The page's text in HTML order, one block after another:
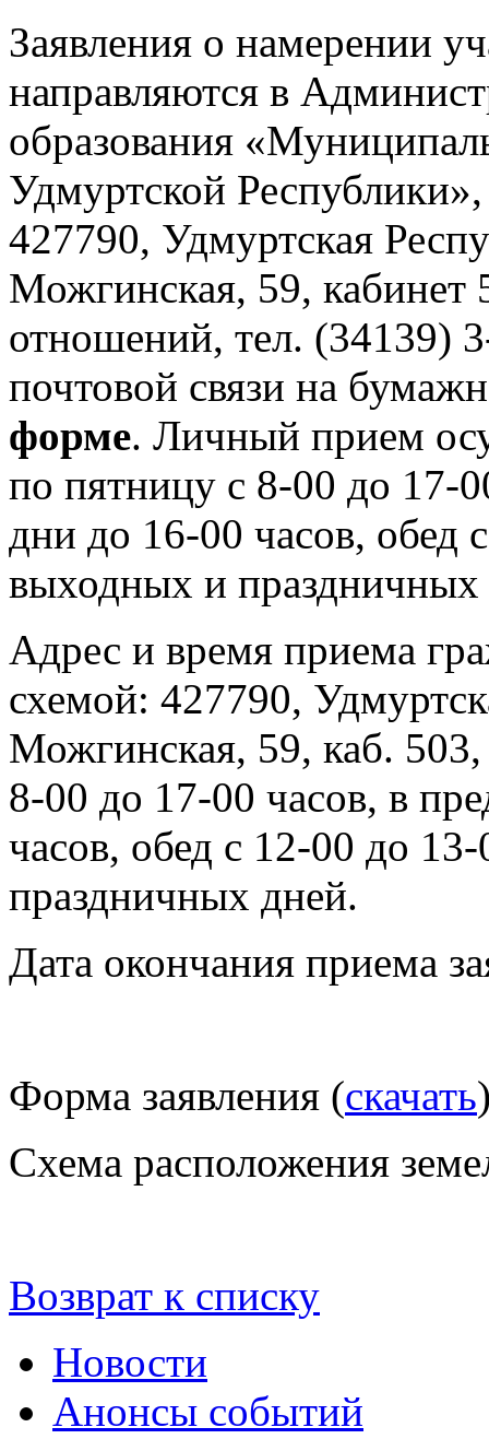
Заявления о намерении
направляются в
образования
Удмуртской
427790, Удмуртская
Можгинская, 59, кабинет
отношений, тел. (34139)
почтовой связи на
форме. Личный прием
по пятницу с 8-00 до 17-
дни до 16-00 часов, обед
выходных и праздничных
Адрес и время приема
схемой: 427790,
Можгинская, 59, каб.
8-00 до 17-00 часов, в
часов, обед с 12-00 до
праздничных дней.
Дата окончания приема
Форма заявления (скачать
Схема расположения
Возврат к списку
Новости
Анонсы событий